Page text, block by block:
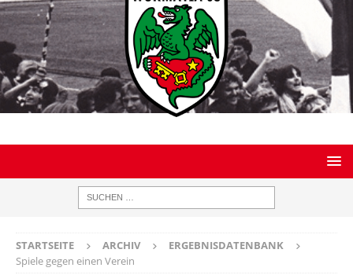
STARTSEITE ARCHIV
ERGEBNISDATENBANK
Spiele gegen einen Verein